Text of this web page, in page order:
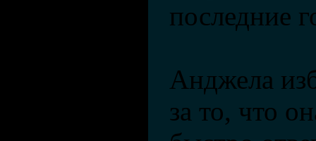
последние
Анджела
за то, что